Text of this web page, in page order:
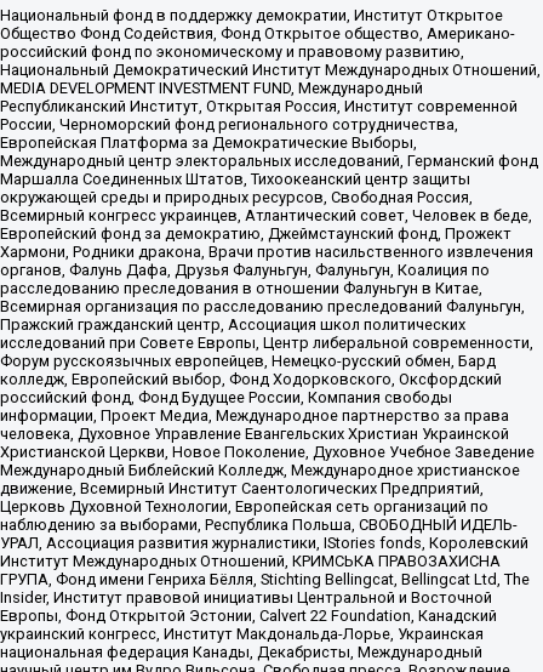
Национальный фонд в поддержку демократии, Институт Открытое
Общество Фонд Содействия, Фонд Открытое общество, Американо-
российский фонд по экономическому и правовому развитию,
Национальный Демократический Институт Международных Отношений,
MEDIA DEVELOPMENT INVESTMENT FUND, Международный
Республиканский Институт, Открытая Россия, Институт современной
России, Черноморский фонд регионального сотрудничества,
Европейская Платформа за Демократические Выборы,
Международный центр электоральных исследований, Германский фонд
Маршалла Соединенных Штатов, Тихоокеанский центр защиты
окружающей среды и природных ресурсов, Свободная Россия,
Всемирный конгресс украинцев, Атлантический совет, Человек в беде,
Европейский фонд за демократию, Джеймстаунский фонд, Прожект
Хармони, Родники дракона, Врачи против насильственного извлечения
органов, Фалунь Дафа, Друзья Фалуньгун, Фалуньгун, Коалиция по
расследованию преследования в отношении Фалуньгун в Китае,
Всемирная организация по расследованию преследований Фалуньгун,
Пражский гражданский центр, Ассоциация школ политических
исследований при Совете Европы, Центр либеральной современности,
Форум русскоязычных европейцев, Немецко-русский обмен, Бард
колледж, Европейский выбор, Фонд Ходорковского, Оксфордский
российский фонд, Фонд Будущее России, Компания свободы
информации, Проект Медиа, Международное партнерство за права
человека, Духовное Управление Евангельских Христиан Украинской
Христианской Церкви, Новое Поколение, Духовное Учебное Заведение
Международный Библейский Колледж, Международное христианское
движение, Всемирный Институт Саентологических Предприятий,
Церковь Духовной Технологии, Европейская сеть организаций по
наблюдению за выборами, Республика Польша, СВОБОДНЫЙ ИДЕЛЬ-
УРАЛ, Ассоциация развития журналистики, IStories fonds, Королевский
Институт Международных Отношений, КРИМСЬКА ПРАВОЗАХИСНА
ГРУПА, Фонд имени Генриха Бёлля, Stichting Bellingcat, Bellingcat Ltd, The
Insider, Институт правовой инициативы Центральной и Восточной
Европы, Фонд Открытой Эстонии, Calvert 22 Foundation, Канадский
украинский конгресс, Институт Макдональда-Лорье, Украинская
национальная федерация Канады, Декабристы, Международный